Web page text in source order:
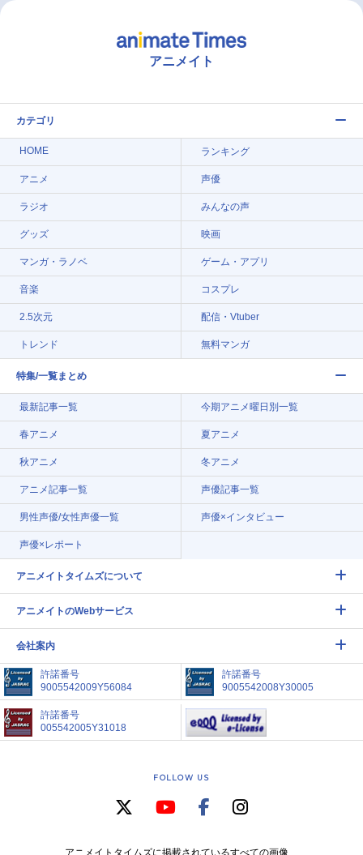
アニメイト
カテゴリ
HOME ランキング
アニメ 声優
ラジオ みんなの声
グッズ 映画
マンガ・ラノベ ゲーム・アプリ
音楽 コスプレ
2.5次元 配信・Vtuber
トレンド 無料マンガ
特集/一覧まとめ
最新記事一覧 今期アニメ曜日別一覧
春アニメ 夏アニメ
秋アニメ 冬アニメ
アニメ記事一覧 声優記事一覧
男性声優/女性声優一覧 声優×インタビュー
声優×レポート
アニメイトタイムズについて
アニメイトのWebサービス
会社案内
許諾番号
9005542009Y56084
許諾番号
9005542008Y30005
許諾番号
005542005Y31018
FOLLOW US
アニメイトタイムズに掲載されているすべての画像、